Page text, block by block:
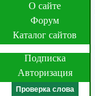
О сайте
Форум
Каталог сайтов
Подписка
Авторизация
Проверка слова